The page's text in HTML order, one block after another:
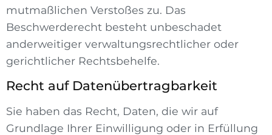
mutmaßlichen Verstoßes zu. Das
Beschwerderecht besteht unbeschadet
anderweitiger verwaltungsrechtlicher oder
gerichtlicher Rechtsbehelfe.
Recht auf Daten­übertrag­barkeit
Sie haben das Recht, Daten, die wir auf
Grundlage Ihrer Einwilligung oder in Erfüllung